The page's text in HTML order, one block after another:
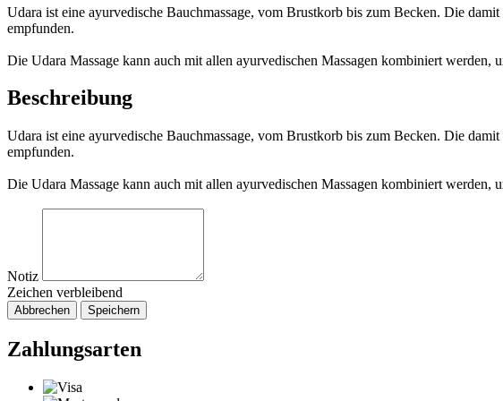
Udara ist eine ayurvedische Bauchmassage, vom Brustkorb bis zum Becken. Die
empfunden.
Die Udara Massage kann auch mit allen ayurvedischen Massagen kombiniert werden,
Beschreibung
Udara ist eine ayurvedische Bauchmassage, vom Brustkorb bis zum Becken. Die
empfunden.
Die Udara Massage kann auch mit allen ayurvedischen Massagen kombiniert werden,
Notiz
Zeichen verbleibend
Abbrechen Speichern
Zahlungsarten